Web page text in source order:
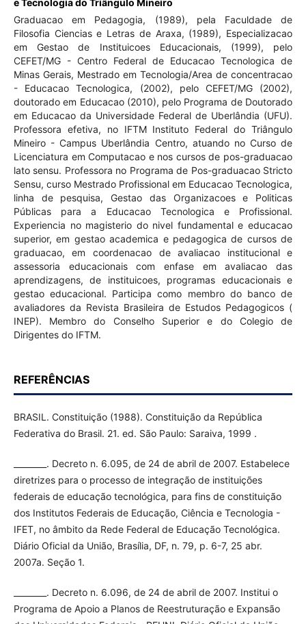
e Tecnologia do Triângulo Mineiro
Graduacao em Pedagogia, (1989), pela Faculdade de
Filosofia Ciencias e Letras de Araxa, (1989), Especializacao
em Gestao de Instituicoes Educacionais, (1999), pelo
CEFET/MG - Centro Federal de Educacao Tecnologica de
Minas Gerais, Mestrado em Tecnologia/Area de concentracao
- Educacao Tecnologica, (2002), pelo CEFET/MG (2002),
doutorado em Educacao (2010), pelo Programa de Doutorado
em Educacao da Universidade Federal de Uberlândia (UFU).
Professora efetiva, no IFTM Instituto Federal do Triângulo
Mineiro - Campus Uberlândia Centro, atuando no Curso de
Licenciatura em Computacao e nos cursos de pos-graduacao
lato sensu. Professora no Programa de Pos-graduacao Stricto
Sensu, curso Mestrado Profissional em Educacao Tecnologica,
linha de pesquisa, Gestao das Organizacoes e Politicas
Públicas para a Educacao Tecnologica e Profissional.
Experiencia no magisterio do nivel fundamental e educacao
superior, em gestao academica e pedagogica de cursos de
graduacao, em coordenacao de avaliacao institucional e
assessoria educacionais com enfase em avaliacao das
aprendizagens, de instituicoes, programas educacionais e
gestao educacional. Participa como membro do banco de
avaliadores da Revista Brasileira de Estudos Pedagogicos (
INEP). Membro do Conselho Superior e do Colegio de
Dirigentes do IFTM.
REFERÊNCIAS
BRASIL. Constituição (1988). Constituição da República
Federativa do Brasil. 21. ed. São Paulo: Saraiva, 1999 .
________. Decreto n. 6.095, de 24 de abril de 2007. Estabelece
diretrizes para o processo de integração de instituições
federais de educação tecnológica, para fins de constituição
dos Institutos Federais de Educação, Ciência e Tecnologia -
IFET, no âmbito da Rede Federal de Educação Tecnológica.
Diário Oficial da União, Brasília, DF, n. 79, p. 6-7, 25 abr.
2007a. Seção 1.
________. Decreto n. 6.096, de 24 de abril de 2007. Institui o
Programa de Apoio a Planos de Reestruturação e Expansão